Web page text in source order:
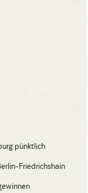
pünktlich
Friedrichshain